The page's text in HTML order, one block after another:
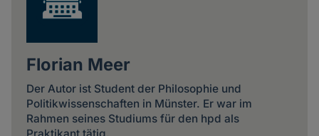
Florian Meer
Der Autor ist Student der Philosophie und
Politikwissenschaften in Münster. Er war im
Rahmen seines Studiums für den hpd als